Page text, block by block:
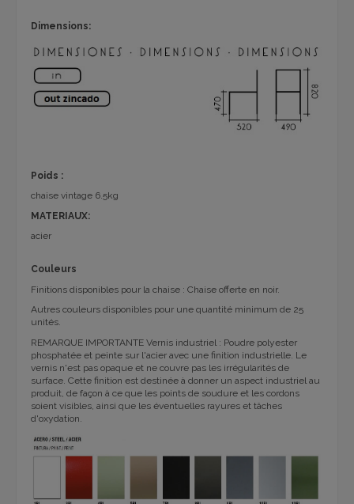
Dimensions:
Poids :
chaise vintage 6.5kg
MATERIAUX:
acier
Couleurs
Finitions disponibles pour la chaise : Chaise offerte en noir.
Autres couleurs disponibles pour une quantité minimum de 25
unités.
REMARQUE IMPORTANTE Vernis industriel : Poudre polyester
phosphatée et peinte sur l'acier avec une finition industrielle. Le
vernis n'est pas opaque et ne couvre pas les irrégularités de
surface. Cette finition est destinée à donner un aspect industriel au
produit, de façon à ce que les points de soudure et les cordons
soient visibles, ainsi que les éventuelles rayures et tâches
d'oxydation.